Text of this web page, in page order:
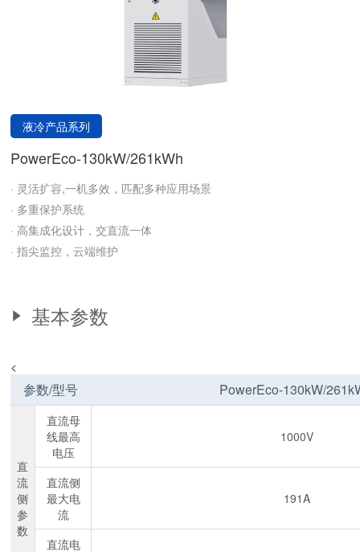
液冷产品系列
PowerEco-130kW/261kWh
· 灵活扩容,一机多效，匹配多种应用场景
· 多重保护系统
· 高集成化设计，交直流一体
· 指尖监控，云端维护
基本参数
<
参数/型号 PowerEco-130kW/
直
流
侧
参
数
直流母
线最高
电压
1000V
直流侧
最大电
流
191A
直流电